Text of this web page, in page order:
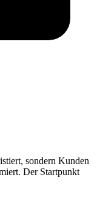
sondern Kunden
Der Startpunkt